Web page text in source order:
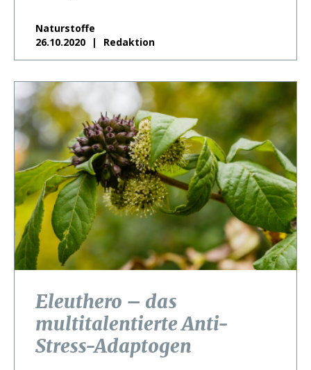
Naturstoffe
26.10.2020
Redaktion
Eleuthero – das
multitalentierte Anti-
Stress-Adaptogen